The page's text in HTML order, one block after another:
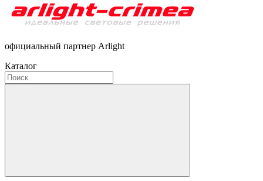
официальный партнер Arlight
Каталог